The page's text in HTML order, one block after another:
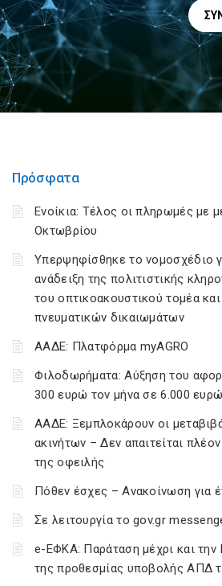
Πρόσφατα
Ενοίκια: Τέλος οι πληρωμές με
Οκτωβρίου
Υπερψηφίσθηκε το νομοσχέδιο
ανάδειξη της πολιτιστικής
του οπτικοακουστικού τομέα
πνευματικών δικαιωμάτων
ΑΑΔΕ: Πλατφόρμα myAGRO
Φιλοδωρήματα: Αύξηση του
300 ευρώ τον μήνα σε 6.000
ΑΑΔΕ: Ξεμπλοκάρουν οι
ακινήτων – Δεν απαιτείται
της οφειλής
Πόθεν έσχες – Ανακοίνωση για
Σε λειτουργία το gov.gr
e-ΕΦΚΑ: Παράταση μέχρι και
της προθεσμίας υποβολής ΑΠΔ